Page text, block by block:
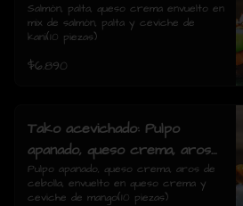
de salmón, palta y ceviche de
kani(10 piezas)
Salmón, palta, queso crema envuelto en
mix de salmón, palta y ceviche de
kani(10 piezas)
$6.890
Tako acevichado: Pulpo
apanado, queso crema, aros
de cebolla, envuelto en queso
crema y ceviche de mango(10
Pulpo apanado, queso crema, aros de
cebolla, envuelto en queso crema y
ceviche de mango(10 piezas)